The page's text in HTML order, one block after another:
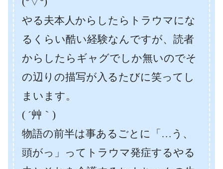
やる夫本人からしたらトラウマにな
るくらい酷い経験なんですが、読者
からしたらギャグでしか無いのでそ
の辺りの描写が入るたびに笑ってし
まいます。
( ´艸｀)
物語の前半は事あるごとに「…う、
頭がっ」ってトラウマ発症するやる